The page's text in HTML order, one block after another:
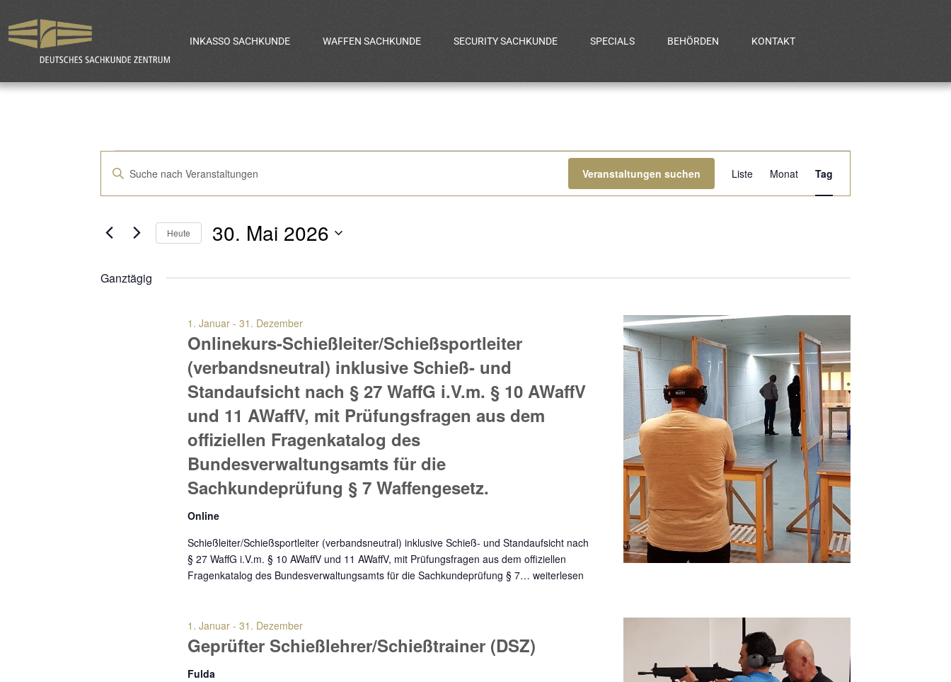
INKASSO SACHKUNDE WAFFEN SACHKUNDE SECURITY SACHKUNDE SPECIALS BEHÖRDEN KONTAKT
Veranstaltungen
Suche
Navigation
Bitte
Suche
Veranstaltungen
Veranstaltungen suchen
Veranstaltung
Ansichten-
Liste Monat Tag
Heute 30. Mai 2026
wählen.
Ganztägig
Onlinekurs-Schießleiter/Schießsportleiter
(verbandsneutral) inklusive Schieß- und
Standaufsicht nach § 27 WaffG i.V.m. § 10 AWaffV
und 11 AWaffV, mit Prüfungsfragen aus dem
offiziellen Fragenkatalog des
Bundesverwaltungsamts für die
Sachkundeprüfung § 7 Waffengesetz.
1. Januar -31. Dezember
Online
Schießleiter/Schießsportleiter (verbandsneutral) inklusive Schieß- und Standaufsicht nach
§ 27 WaffG i.V.m. § 10 AWaffV und 11 AWaffV, mit Prüfungsfragen aus dem offiziellen
Fragenkatalog des Bundesverwaltungsamts für die Sachkundeprüfung § 7…weiterlesen
Geprüfter Schießlehrer/Schießtrainer (DSZ)
1. Januar -31. Dezember
Fulda